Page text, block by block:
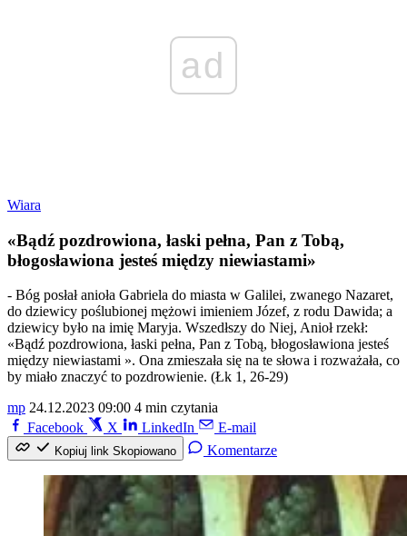
ad
Wiara
«Bądź pozdrowiona, łaski pełna, Pan z Tobą,
błogosławiona jesteś między niewiastami»
- Bóg posłał anioła Gabriela do miasta w Galilei, zwanego Nazaret,
do dziewicy poślubionej mężowi imieniem Józef, z rodu Dawida; a
dziewicy było na imię Maryja. Wszedłszy do Niej, Anioł rzekł:
«Bądź pozdrowiona, łaski pełna, Pan z Tobą, błogosławiona jesteś
między niewiastami ». Ona zmieszała się na te słowa i rozważała, co
by miało znaczyć to pozdrowienie. (Łk 1, 26-29)
mp 24.12.2023 09:00 4 min czytania
Facebook
X LinkedIn E-mail
Kopiuj link Skopiowano Komentarze